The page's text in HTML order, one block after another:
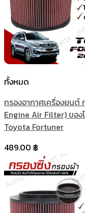
ทั้งหมด
กรองอากาศเครื่องยนต์
Engine Air Filter) ขอ
Toyota Fortuner
489.00 ฿